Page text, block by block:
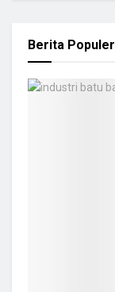
Berita Populer